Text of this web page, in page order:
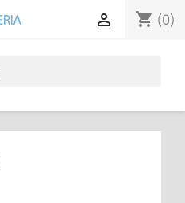
shopping_cart (0)
